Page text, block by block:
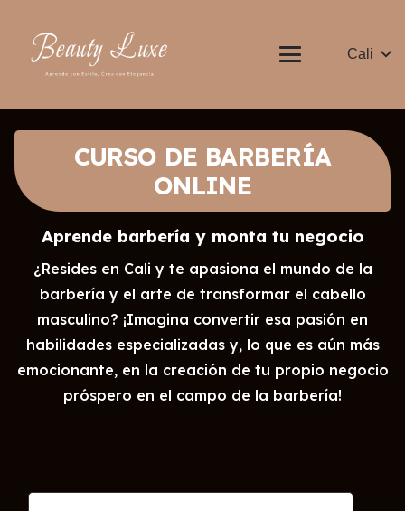
Cali
CURSO DE BARBERÍA
ONLINE
Aprende barbería y monta tu negocio
¿Resides en Cali y te apasiona el mundo de la
barbería y el arte de transformar el cabello
masculino? ¡Imagina convertir esa pasión en
habilidades especializadas y, lo que es aún más
emocionante, en la creación de tu propio negocio
próspero en el campo de la barbería!